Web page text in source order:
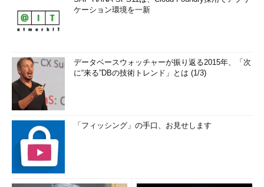
ケーション環境を一新
データベースウォッチャーが振り返る2015年、「次
に“来る”DBの技術トレンド」とは (1/3)
「フィッシング」の手口、お見せします